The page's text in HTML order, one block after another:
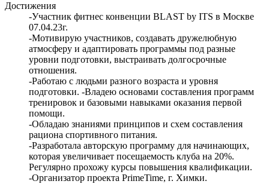
Достижения
-Участник фитнес конвенции BLAST by ITS в Москве
07.04.23г.
-Мотивирую участников, создавать дружелюбную
атмосферу и адаптировать программы под разные
уровни подготовки, выстраивать долгосрочные
отношения.
-Работаю с людьми разного возраста и уровня
подготовки. -Владею основами составления программ
тренировок и базовыми навыками оказания первой
помощи.
-Обладаю знаниями принципов и схем составления
рациона спортивного питания.
-Разработала авторскую программу для начинающих,
которая увеличивает посещаемость клуба на 20%.
Регулярно прохожу курсы повышения квалификации.
-Организатор проекта PrimeTime, г. Химки.